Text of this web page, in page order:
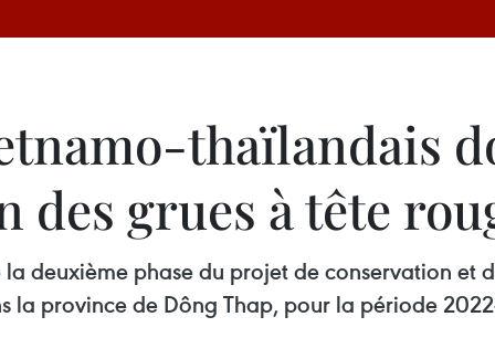
thaïlandais
des grues à tête
deuxième phase du projet de conservation et
la province de Dông Thap, pour la période